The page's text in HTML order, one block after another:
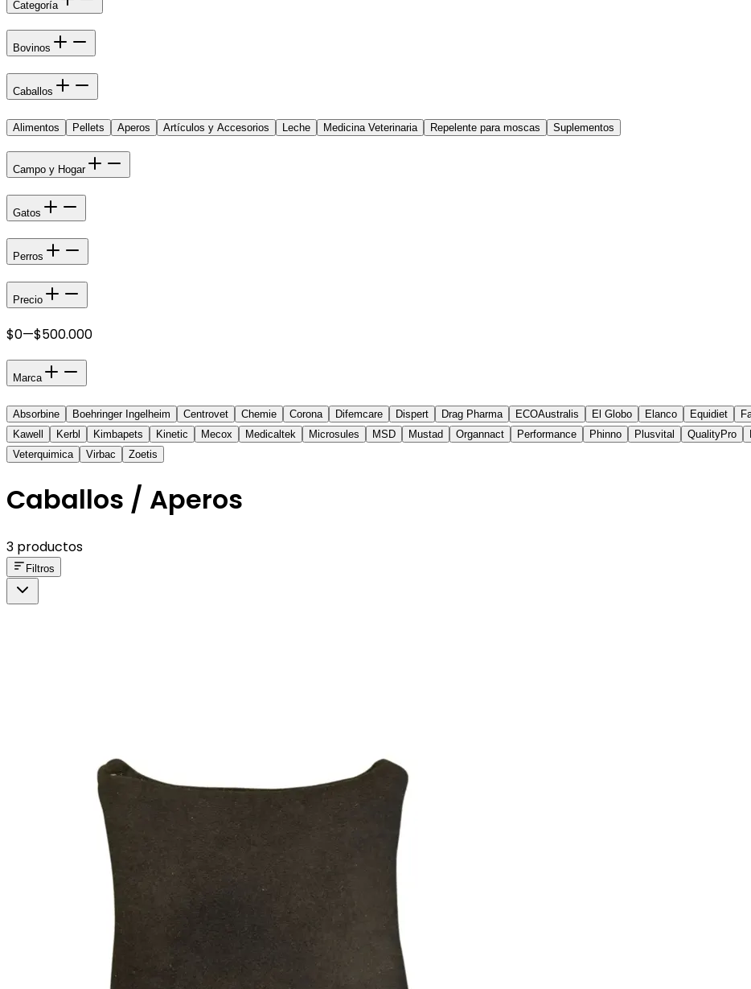
Categoría
Bovinos
Caballos
Alimentos Pellets Aperos Artículos y Accesorios Leche Medicina Veterinaria Repelente para moscas Suplementos
Campo y Hogar
Gatos
Perros
Precio
$0—$500.000
Marca
Absorbine Boehringer Ingelheim Centrovet Chemie Corona Difemcare Dispert Drag Pharma ECOAustralis El Globo Elanco Equidiet
Kawell
Kerbl Kimbapets Kinetic Mecox Medicaltek Microsules MSD Mustad Organnact Performance Phinno Plusvital QualityPro
Veterquimica
Virbac Zoetis
Caballos / Aperos
3 productos
Filtros